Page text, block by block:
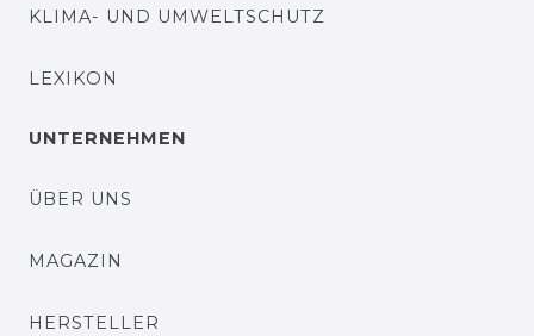
KLIMA- UND UMWELTSCHUTZ
LEXIKON
UNTERNEHMEN
ÜBER UNS
MAGAZIN
HERSTELLER